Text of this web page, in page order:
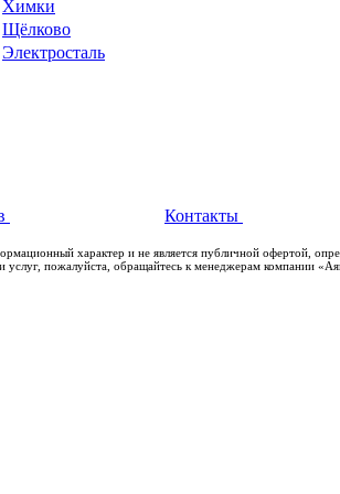
Химки
Щёлково
Электросталь
Контакты
характер и не является публичной офертой,
пожалуйста, обращайтесь к менеджерам компании